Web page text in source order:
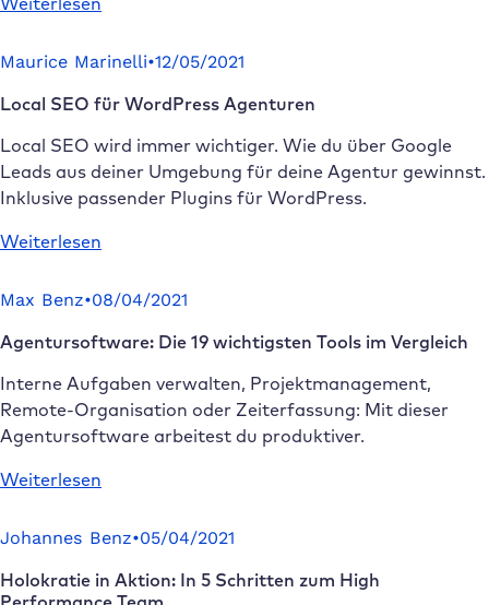
für
und
Freelancer:
Zielgruppen
Maurice Marinelli•12/05/2021
Local SEO für WordPress Agenturen
Local SEO wird immer wichtiger. Wie du über Google
Leads aus deiner Umgebung für deine Agentur gewinnst.
Inklusive passender Plugins für WordPress.
Weiterlesen
SEO
WordPress
Agenturen
Max Benz•08/04/2021
Agentursoftware: Die 19 wichtigsten Tools im Vergleich
Interne Aufgaben verwalten, Projektmanagement,
Remote-Organisation oder Zeiterfassung: Mit dieser
Agentursoftware arbeitest du produktiver.
Weiterlesen
Die
wichtigsten
Johannes Benz•05/04/2021
Holokratie in Aktion: In 5 Schritten zum High